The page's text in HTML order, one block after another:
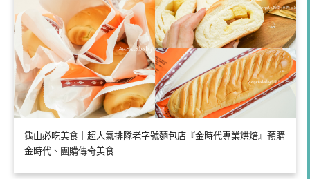
龜山必吃美食｜超人氣排隊老字號麵包店『金時代專業烘焙』預購
金時代、團購傳奇美食